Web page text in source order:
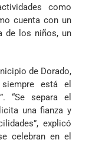
como
cuenta con un
de los niños, un
de Dorado,
está el
“Se separa el
una fianza y
explicó
celebran en el